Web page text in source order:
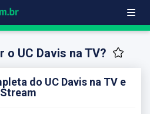
o UC Davis na TV?
do UC Davis na TV e
Stream